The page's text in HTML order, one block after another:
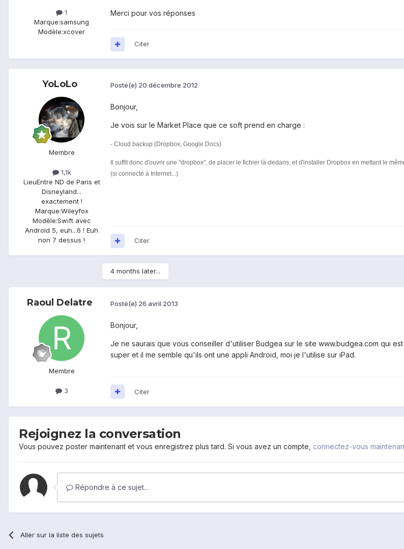
1
Marque:samsung
Modèle:xcover
Merci pour vos réponses
Citer
YoLoLo
Membre
1,1k
LieuEntre ND de Paris et
Disneyland...
exactement !
Marque:Wileyfox
Modèle:Swift avec
Android 5, euh...6 ! Euh
non 7 dessus !
Posté(e) 20 décembre 2012
Bonjour,
Je vois sur le Market Place que ce soft prend en charge :
- Cloud backup (Dropbox, Google Docs)
Il suffit donc d'ouvrir une "dropbox", de placer le fichier là-dedans, et d'installer Dropbox en mettant le
(si connecté à Internet...)
Citer
4 months later...
Raoul Delatre
Membre
3
Posté(e) 26 avril 2013
Bonjour,
Je ne saurais que vous conseiller d'utiliser Budgea sur le site www.budgea.com qui
super et il me semble qu'ils ont une appli Android, moi je l'utilise sur iPad.
Citer
Rejoignez la conversation
Vous pouvez poster maintenant et vous enregistrez plus tard. Si vous avez un compte, connectez-vous
Répondre à ce sujet…
Aller sur la liste des sujets